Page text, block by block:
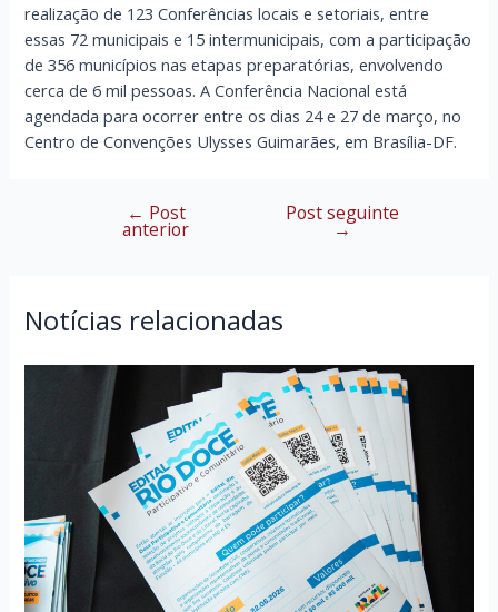
realização de 123 Conferências locais e setoriais, entre
essas 72 municipais e 15 intermunicipais, com a participação
de 356 municípios nas etapas preparatórias, envolvendo
cerca de 6 mil pessoas. A Conferência Nacional está
agendada para ocorrer entre os dias 24 e 27 de março, no
Centro de Convenções Ulysses Guimarães, em Brasília-DF.
Navegação
← Post
anterior
Post seguinte
→
Notícias relacionadas